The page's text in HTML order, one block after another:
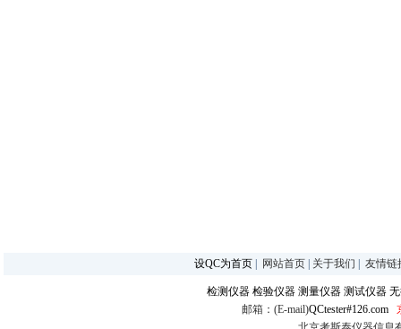
设QC为首页 网站首页 关于我们 友情链
检测仪器 检验仪器 测量仪器 测试仪器
邮箱：(E-mail)QCtester#126.com